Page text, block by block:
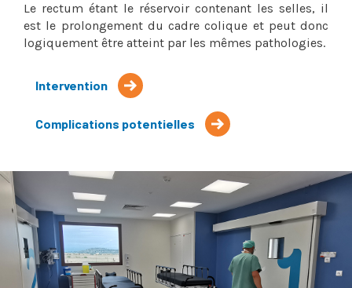
Le rectum étant le réservoir contenant les selles, il
est le prolongement du cadre colique et peut donc
logiquement être atteint par les mêmes pathologies.
Intervention
Complications potentielles